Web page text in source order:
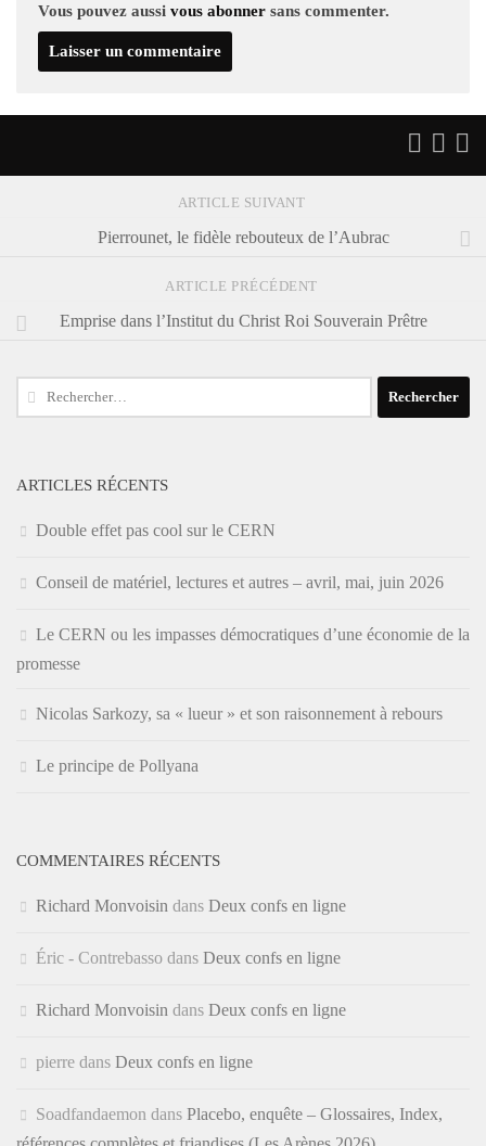
Vous pouvez aussi vous abonner sans commenter.
ARTICLE SUIVANT
Pierrounet, le fidèle rebouteux de l’Aubrac
ARTICLE PRÉCÉDENT
Emprise dans l’Institut du Christ Roi Souverain Prêtre
Rechercher :
ARTICLES RÉCENTS
Double effet pas cool sur le CERN
Conseil de matériel, lectures et autres – avril, mai, juin 2026
Le CERN ou les impasses démocratiques d’une économie de la
promesse
Nicolas Sarkozy, sa « lueur » et son raisonnement à rebours
Le principe de Pollyana
COMMENTAIRES RÉCENTS
Richard Monvoisin dans Deux confs en ligne
Éric - Contrebasso dans Deux confs en ligne
Richard Monvoisin dans Deux confs en ligne
pierre dans Deux confs en ligne
Soadfandaemon dans Placebo, enquête – Glossaires, Index,